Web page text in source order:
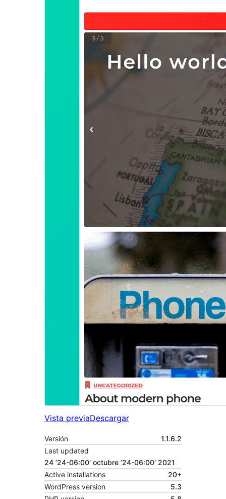
Vista previaDescargar
Versión
1.1.6.2
Last updated
24 ’24-06:00′ octubre ’24-06:00′ 2021
Active installations
20+
WordPress version
5.3